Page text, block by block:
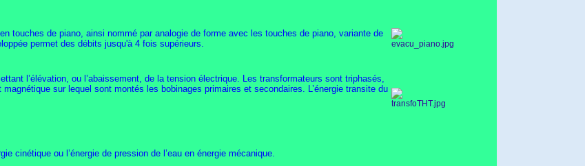
touches de piano, ainsi nommé par analogie de forme avec les touches de piano, variante de
permet des débits jusqu'à 4 fois supérieurs.
l’élévation, ou l’abaissement, de la tension électrique. Les transformateurs sont triphasés,
sur lequel sont montés les bobinages primaires et secondaires. L’énergie transite du
cinétique ou l’énergie de pression de l’eau en énergie mécanique.